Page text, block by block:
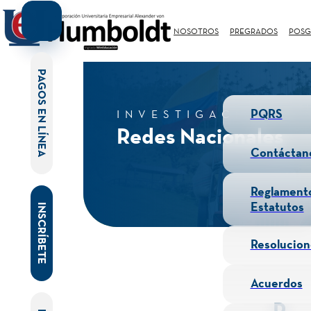
NOSOTROS PREGRADOS
INVESTIGACIONES
Redes Nacionales
PQRS
Estatutos
Acuerdos
PAGOS EN LÍNEA
INSCRÍBETE